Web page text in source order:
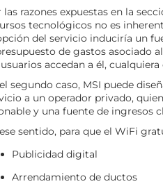
las razones expuestas en la
tecnológicos no es
del servicio induciría un
de gastos asociado
accedan a él,
segundo caso, MSI puede
a un operador privado,
y una fuente de ingresos
sentido, para que el WiFi
Publicidad digital
Arrendamiento de ductos